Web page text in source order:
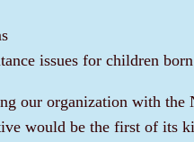
issues for children
our organization with the
would be the first of its